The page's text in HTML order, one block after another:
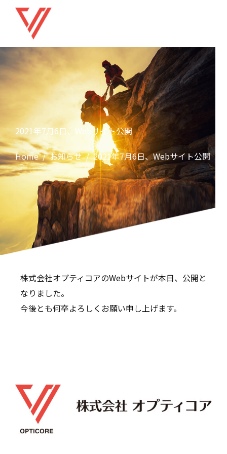
2021年7月6日、Webサイト公開
Home お知らせ 2021年7月6日、Webサイト公開
株式会社オプティコアのWebサイトが本日、公開と
なりました。
今後とも何卒よろしくお願い申し上げます。